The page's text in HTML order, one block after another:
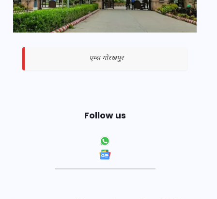
एम्स गोरखपुर
Follow us